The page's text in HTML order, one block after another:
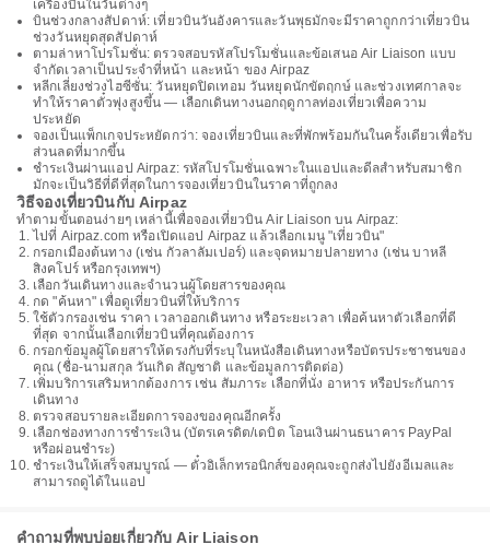
เครื่องบินในวันต่างๆ
บินช่วงกลางสัปดาห์: เที่ยวบินวันอังคารและวันพุธมักจะมีราคาถูกกว่าเที่ยวบิน
ช่วงวันหยุดสุดสัปดาห์
ตามล่าหาโปรโมชั่น: ตรวจสอบรหัสโปรโมชั่นและข้อเสนอ Air Liaison แบบ
จำกัดเวลาเป็นประจำที่หน้า และหน้า ของ Airpaz
หลีกเลี่ยงช่วงไฮซีซั่น: วันหยุดปิดเทอม วันหยุดนักขัตฤกษ์ และช่วงเทศกาลจะ
ทำให้ราคาตั๋วพุ่งสูงขึ้น — เลือกเดินทางนอกฤดูกาลท่องเที่ยวเพื่อความ
ประหยัด
จองเป็นแพ็กเกจประหยัดกว่า: จองเที่ยวบินและที่พักพร้อมกันในครั้งเดียวเพื่อรับ
ส่วนลดที่มากขึ้น
ชำระเงินผ่านแอป Airpaz: รหัสโปรโมชั่นเฉพาะในแอปและดีลสำหรับสมาชิก
มักจะเป็นวิธีที่ดีที่สุดในการจองเที่ยวบินในราคาที่ถูกลง
วิธีจองเที่ยวบินกับ Airpaz
ทำตามขั้นตอนง่ายๆ เหล่านี้เพื่อจองเที่ยวบิน Air Liaison บน Airpaz:
ไปที่ Airpaz.com หรือเปิดแอป Airpaz แล้วเลือกเมนู "เที่ยวบิน"
กรอกเมืองต้นทาง (เช่น กัวลาลัมเปอร์) และจุดหมายปลายทาง (เช่น บาหลี
สิงคโปร์ หรือกรุงเทพฯ)
เลือกวันเดินทางและจำนวนผู้โดยสารของคุณ
กด "ค้นหา" เพื่อดูเที่ยวบินที่ให้บริการ
ใช้ตัวกรองเช่น ราคา เวลาออกเดินทาง หรือระยะเวลา เพื่อค้นหาตัวเลือกที่ดี
ที่สุด จากนั้นเลือกเที่ยวบินที่คุณต้องการ
กรอกข้อมูลผู้โดยสารให้ตรงกับที่ระบุในหนังสือเดินทางหรือบัตรประชาชนของ
คุณ (ชื่อ-นามสกุล วันเกิด สัญชาติ และข้อมูลการติดต่อ)
เพิ่มบริการเสริมหากต้องการ เช่น สัมภาระ เลือกที่นั่ง อาหาร หรือประกันการ
เดินทาง
ตรวจสอบรายละเอียดการจองของคุณอีกครั้ง
เลือกช่องทางการชำระเงิน (บัตรเครดิต/เดบิต โอนเงินผ่านธนาคาร PayPal
หรือผ่อนชำระ)
ชำระเงินให้เสร็จสมบูรณ์ — ตั๋วอิเล็กทรอนิกส์ของคุณจะถูกส่งไปยังอีเมลและ
สามารถดูได้ในแอป
คำถามที่พบบ่อยเกี่ยวกับ Air Liaison